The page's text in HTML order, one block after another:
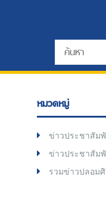
หมวดหมู่
ข่าวประชาสัม
ข่าวประชาสัม
รวมข่าวปลอม